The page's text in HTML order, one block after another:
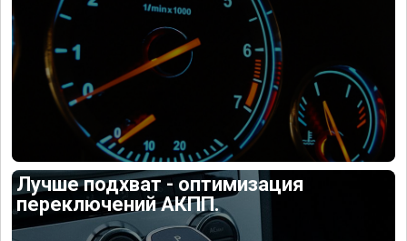
Лучше подхват - оптимизация
переключений АКПП.